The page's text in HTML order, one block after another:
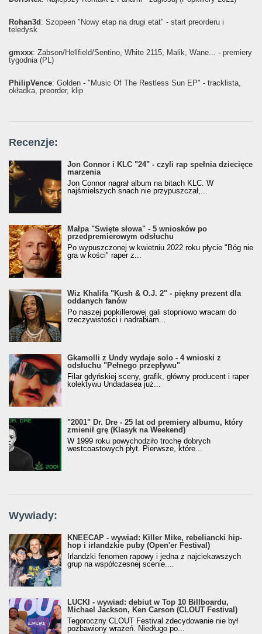
Rohan3d : Szopeen "Nowy etap na drugi etat" - start preorderu i
teledysk
gmxxx: Żabson/Hellfield/Sentino, White 2115, Malik, Wane... - premiery
tygodnia (PL)
PhilipVence: Golden - "Music Of The Restless Sun EP" - tracklista,
okładka, preorder, klip
Recenzje:
Jon Connor i KLC "24" - czyli rap spełnia dziecięce
marzenia
Jon Connor nagrał album na bitach KLC. W
najśmielszych snach nie przypuszczał,...
Małpa "Święte słowa" - 5 wniosków po
przedpremierowym odsłuchu
Po wypuszczonej w kwietniu 2022 roku płycie "Bóg nie
gra w kości" raper z...
Wiz Khalifa "Kush & O.J. 2" - piękny prezent dla
oddanych fanów
Po naszej popkillerowej gali stopniowo wracam do
rzeczywistości i nadrabiam...
Gkamolli z Undy wydaje solo - 4 wnioski z
odsłuchu "Pełnego przepływu"
Filar gdyńskiej sceny, grafik, główny producent i raper
kolektywu Undadasea już...
"2001" Dr. Dre - 25 lat od premiery albumu, który
zmienił grę (Klasyk na Weekend)
W 1999 roku powychodziło trochę dobrych
westcoastowych płyt. Pierwsze, które...
Wywiady:
KNEECAP - wywiad: Killer Mike, rebeliancki hip-
hop i irlandzkie puby (Open'er Festival)
Irlandzki fenomen rapowy i jedna z najciekawszych
grup na współczesnej scenie....
LUCKI - wywiad: debiut w Top 10 Billboardu,
Michael Jackson, Ken Carson (CLOUT Festival)
Tegoroczny CLOUT Festival zdecydowanie nie był
pozbawiony wrażeń. Niedługo po...